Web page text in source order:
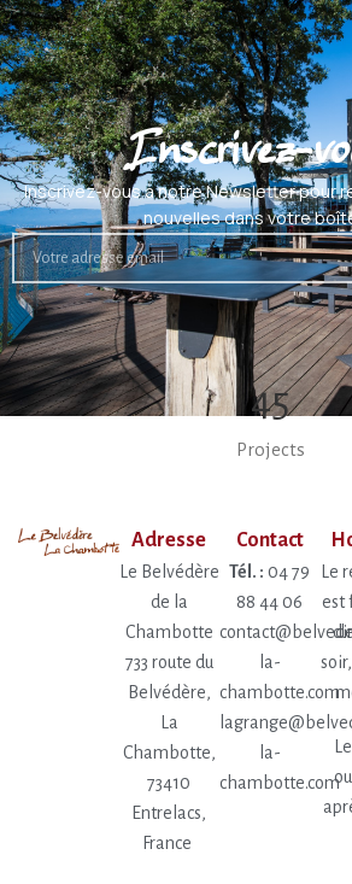
Inscrivez-
Inscrivez-vous à notre Newsletter pour
nouvelles dans votre
45
Projects
Adresse
Le Belvédère
de la
Chambotte
733 route du
Belvédère,
La
Chambotte,
73410
Entrelacs,
France
Contact
Tél. : 04 79
88 44 06
la-
chambotte.com
la-
chambotte.com
Le
est